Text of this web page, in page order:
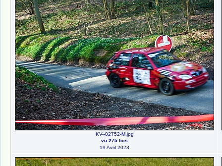
KV--02752-M.jpg
vu 275 fois
19 Avril 2023